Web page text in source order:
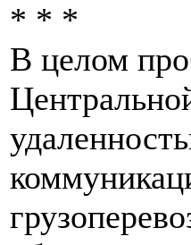
* * *
В целом